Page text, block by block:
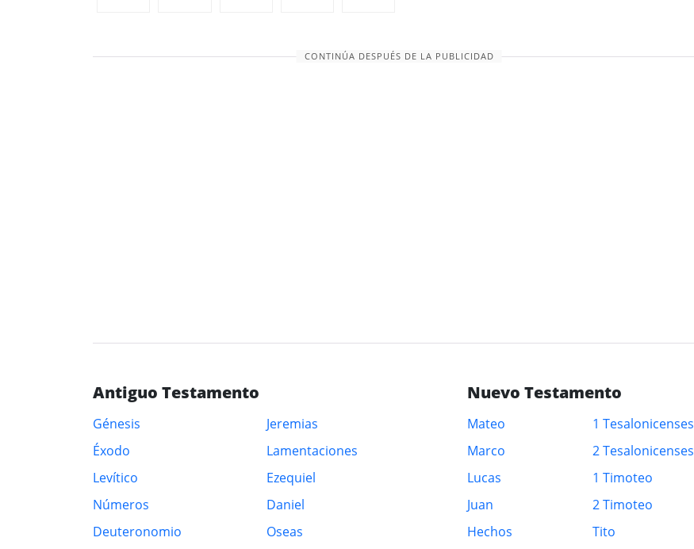
CONTINÚA DESPUÉS DE LA PUBLICIDAD
Antiguo Testamento
Génesis
Éxodo
Levítico
Números
Deuteronomio
Jeremias
Lamentaciones
Ezequiel
Daniel
Oseas
Nuevo Testamento
Mateo
Marco
Lucas
Juan
Hechos
1 Tesalonicenses
2 Tesalonicenses
1 Timoteo
2 Timoteo
Tito